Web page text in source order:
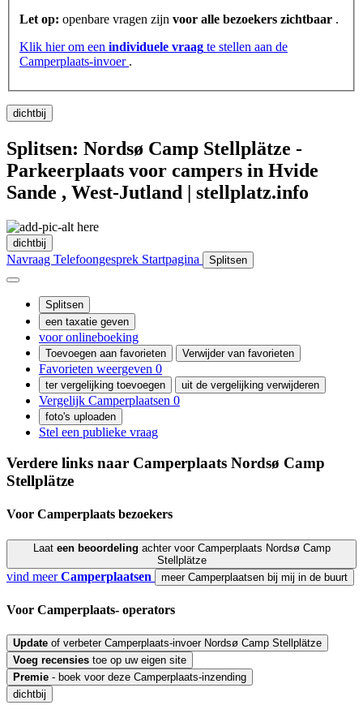
Let op: openbare vragen zijn voor alle bezoekers zichtbaar .
Klik hier om een ​​individuele vraag te stellen aan de
Camperplaats-invoer .
dichtbij
Splitsen: Nordsø Camp Stellplätze -
Parkeerplaats voor campers in Hvide
Sande , West-Jutland | stellplatz.info
dichtbij
Navraag Telefoongesprek Startpagina Splitsen
Splitsen
een taxatie geven
voor onlineboeking
Toevoegen aan favorieten Verwijder van favorieten
Favorieten weergeven 0
ter vergelijking toevoegen uit de vergelijking verwijderen
Vergelijk Camperplaatsen 0
foto's uploaden
Stel een publieke vraag
Verdere links naar Camperplaats Nordsø Camp
Stellplätze
Voor Camperplaats bezoekers
Laat een beoordeling achter voor Camperplaats Nordsø Camp
Stellplätze
vind meerCamperplaatsen meer Camperplaatsen bij mij in de buurt
Voor Camperplaats- operators
Update of verbeter Camperplaats-invoer Nordsø Camp Stellplätze
Voeg recensies toe op uw eigen site
Premie - boek voor deze Camperplaats-inzending
dichtbij